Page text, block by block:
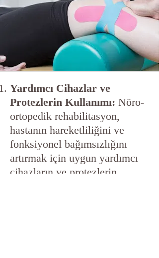
Yardımcı Cihazlar ve
Protezlerin Kullanımı: Nöro-
ortopedik rehabilitasyon,
hastanın hareketliliğini ve
fonksiyonel bağımsızlığını
artırmak için uygun yardımcı
cihazların ve protezlerin